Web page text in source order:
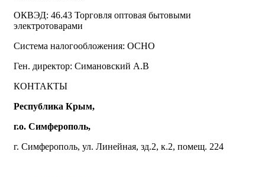
ОКВЭД: 46.43 Торговля оптовая бытовыми
электротоварами
Система налогообложения: ОСНО
Ген. директор: Симановский А.В
КОНТАКТЫ
Республика Крым,
г.о. Симферополь,
г. Симферополь, ул. Линейная, зд.2, к.2, помещ. 224